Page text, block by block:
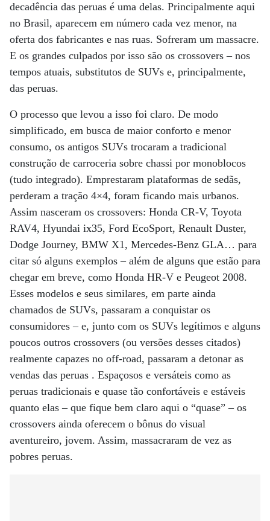
decadência das peruas é uma delas. Principalmente aqui
no Brasil, aparecem em número cada vez menor, na
oferta dos fabricantes e nas ruas. Sofreram um massacre.
E os grandes culpados por isso são os crossovers – nos
tempos atuais, substitutos de SUVs e, principalmente,
das peruas.
O processo que levou a isso foi claro. De modo
simplificado, em busca de maior conforto e menor
consumo, os antigos SUVs trocaram a tradicional
construção de carroceria sobre chassi por monoblocos
(tudo integrado). Emprestaram plataformas de sedãs,
perderam a tração 4×4, foram ficando mais urbanos.
Assim nasceram os crossovers: Honda CR-V, Toyota
RAV4, Hyundai ix35, Ford EcoSport, Renault Duster,
Dodge Journey, BMW X1, Mercedes-Benz GLA… para
citar só alguns exemplos – além de alguns que estão para
chegar em breve, como Honda HR-V e Peugeot 2008.
Esses modelos e seus similares, em parte ainda
chamados de SUVs, passaram a conquistar os
consumidores – e, junto com os SUVs legítimos e alguns
poucos outros crossovers (ou versões desses citados)
realmente capazes no off-road, passaram a detonar as
vendas das peruas . Espaçosos e versáteis como as
peruas tradicionais e quase tão confortáveis e estáveis
quanto elas – que fique bem claro aqui o “quase” – os
crossovers ainda oferecem o bônus do visual
aventureiro, jovem. Assim, massacraram de vez as
pobres peruas.